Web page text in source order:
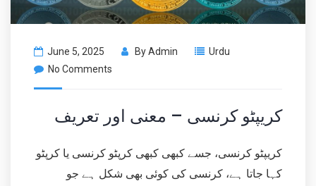
June 5, 2025 ByAdmin
Urdu
No Comments
کریپٹو کرنسی – معنی اور تعریف
کریپٹو کرنسی، جسے کبھی کبھی کرپٹو کرنسی یا کرپٹو
کہا جاتا ہے، کرنسی کی کوئی بھی شکل ہے جو